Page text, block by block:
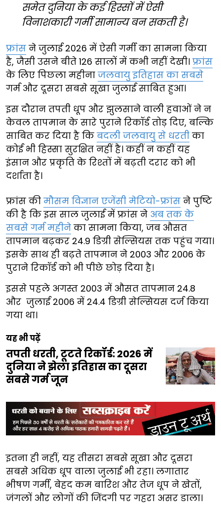
समेत दुनिया के कई हिस्सों में ऐसी
विनाशकारी गर्मी सामान्य बन सकती है।
फ्रांस ने जुलाई 2026 में ऐसी गर्मी का सामना किया
है, जैसी उसने बीते 126 सालों में कभी नहीं देखी। फ्रांस
के लिए पिछला महीना जलवायु इतिहास का सबसे
गर्म और दूसरा सबसे सूखा जुलाई साबित हुआ।
इस दौरान तपती धूप और झुलसाने वाली हवाओं ने न
केवल तापमान के सारे पुराने रिकॉर्ड तोड़ दिए, बल्कि
साबित कर दिया है कि बदली जलवायु से धरती का
कोई भी हिस्सा सुरक्षित नहीं है। कहीं न कहीं यह
इंसान और प्रकृति के रिश्तों में बढ़ती दरार को भी
दर्शाता है।
फ्रांस की मौसम विज्ञान एजेंसी मेटियो-फ्रांस ने पुष्टि
की है कि इस साल जुलाई में फ्रांस ने अब तक के
सबसे गर्म महीने का सामना किया, जब औसत
तापमान बढ़कर 24.9 डिग्री सेल्सियस तक पहुंच गया।
इसके साथ ही बढ़ते तापमान ने 2003 और 2006 के
पुराने रिकॉर्ड को भी पीछे छोड़ दिया है।
इससे पहले अगस्त 2003 में औसत तापमान 24.8
और जुलाई 2006 में 24.4 डिग्री सेल्सियस दर्ज किया
गया था।
यह भी पढ़ें
तपती धरती, टूटते रिकॉर्ड: 2026 में
दुनिया ने झेला इतिहास का दूसरा
सबसे गर्म जून
इतना ही नहीं, यह तीसरा सबसे सूखा और दूसरा
सबसे अधिक धूप वाला जुलाई भी रहा। लगातार
भीषण गर्मी, बेहद कम बारिश और तेज धूप ने खेतों,
जंगलों और लोगों की जिंदगी पर गहरा असर डाला।